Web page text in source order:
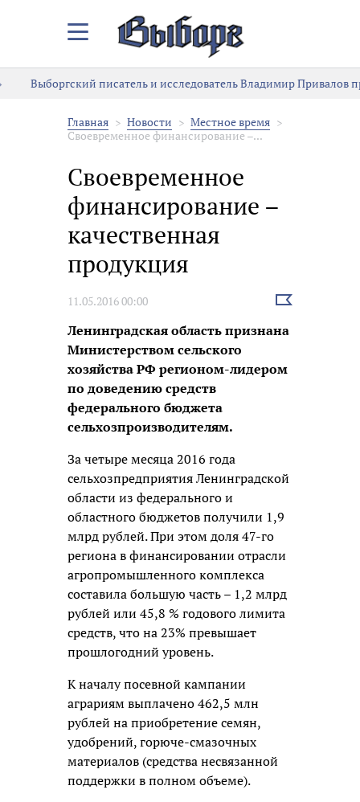
Закрыть/
меню
Выборгский писатель и исследователь Владимир Привалов
Главная Новости
Местное время
Своевременное финансирование –...
Своевременное
финансирование –
качественная
продукция
11.05.2016 00:00
Выбрать
Ленинградская область признана
Министерством сельского
хозяйства РФ регионом-лидером
по доведению средств
федерального бюджета
сельхозпроизводителям.
За четыре месяца 2016 года
сельхозпредприятия Ленинградской
области из федерального и
областного бюджетов получили 1,9
млрд рублей. При этом доля 47-го
региона в финансировании отрасли
агропромышленного комплекса
составила большую часть – 1,2 млрд
рублей или 45,8 % годового лимита
средств, что на 23% превышает
прошлогодний уровень.
К началу посевной кампании
аграриям выплачено 462,5 млн
рублей на приобретение семян,
удобрений, горюче-смазочных
материалов (средства несвязанной
поддержки в полном объеме).